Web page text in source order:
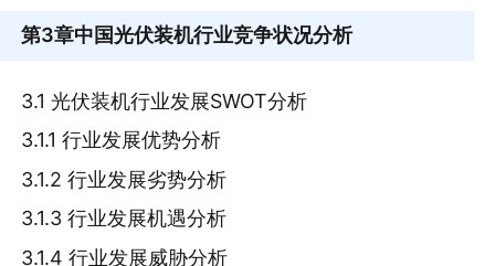
第3章中国光伏装机行业竞争状况分析
3.1 光伏装机行业发展SWOT分析
3.1.1 行业发展优势分析
3.1.2 行业发展劣势分析
3.1.3 行业发展机遇分析
3.1.4 行业发展威胁分析